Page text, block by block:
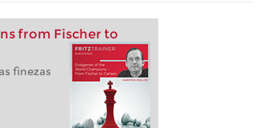
from Fischer to
finezas